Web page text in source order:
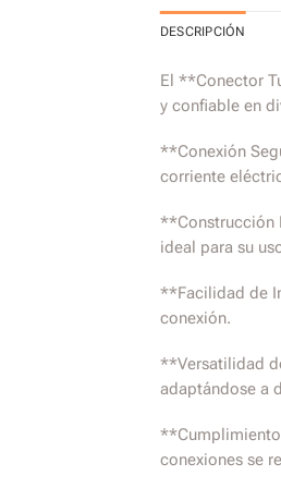
DESCRIPCIÓN
El **Conector
y confiable en
**Conexión
corriente
**Construcción
ideal para su
**Facilidad de
conexión.
**Versatilidad
adaptándose a
**Cumplimiento
conexiones se